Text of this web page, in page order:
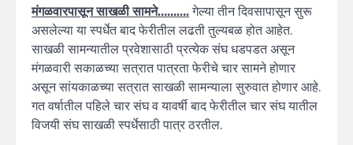
मंगळवारपासून साखळी सामने……….गेल्या तीन दिवसापासून सुरू
असलेल्या या स्पर्धेत बाद फेरीतील लढती तुल्यबळ होत आहेत.
साखळी सामन्यातील प्रवेशासाठी प्रत्येक संघ धडपडत असून
मंगळवारी सकाळच्या सत्रात पात्रता फेरीचे चार सामने होणार
असून सांयकाळच्या सत्रात साखळी सामन्याला सुरुवात होणार आहे.
गत वर्षातील पहिले चार संघ व यावर्षी बाद फेरीतील चार संघ यातील
विजयी संघ साखळी स्पर्धेसाठी पात्र ठरतील.